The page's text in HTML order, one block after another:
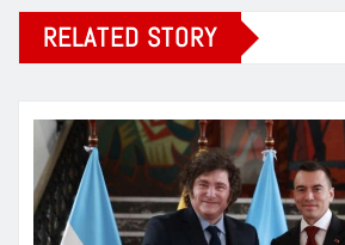
RELATED STORY